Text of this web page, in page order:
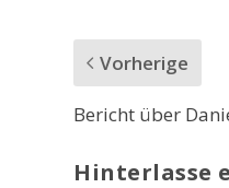
Vorherige
Bericht über
Hinterlasse